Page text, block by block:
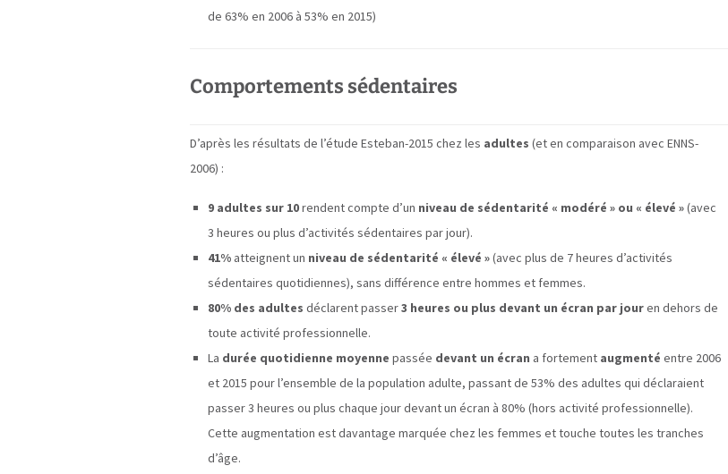
de 63% en 2006 à 53% en 2015)
Comportements sédentaires
D’après les résultats de l’étude Esteban-2015 chez les adultes (et en comparaison avec ENNS-
2006) :
9 adultes sur 10rendent compte d’un niveau de sédentarité « modéré » ou « élevé »(avec
3 heures ou plus d’activités sédentaires par jour).
41% atteignent un niveau de sédentarité « élevé »(avec plus de 7 heures d’activités
sédentaires quotidiennes), sans différence entre hommes et femmes.
80% des adultes déclarent passer3 heures ou plus devant un écran par jouren dehors de
toute activité professionnelle.
La durée quotidienne moyenne passée devant un écran a fortement augmenté entre 2006
et 2015 pour l’ensemble de la population adulte, passant de 53% des adultes qui déclaraient
passer 3 heures ou plus chaque jour devant un écran à 80% (hors activité professionnelle).
Cette augmentation est davantage marquée chez les femmes et touche toutes les tranches
d’âge.